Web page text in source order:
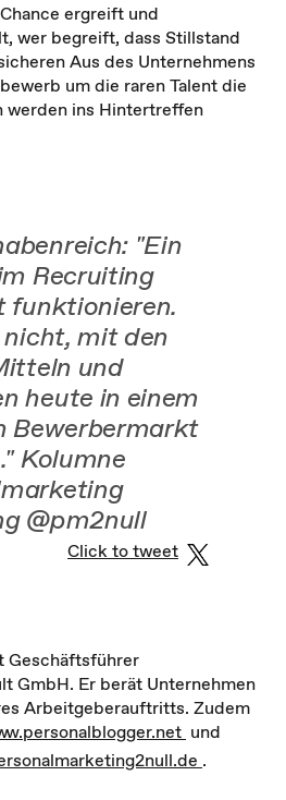
ergreift und
wer begreift, dass Stillstand
Aus des Unternehmens
um die raren Talent die
werden ins Hintertreffen
"Ein
Recruiting
funktionieren.
mit den
und
heute in einem
Bewerbermarkt
Kolumne
@pm2null
Click to tweet
Geschäftsführer
GmbH. Er berät Unternehmen
Arbeitgeberauftritts. Zudem
und
.